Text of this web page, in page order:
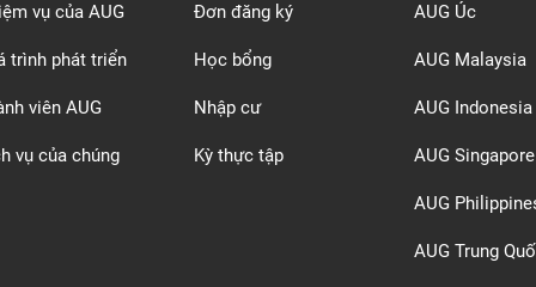
vụ của AUG
trình phát triển
viên AUG
vụ của chúng
Đơn đăng ký
Học bổng
Nhập cư
Kỳ thực tập
AUG Úc
AUG Malaysia
AUG Indonesia
AUG Singapore
AUG
AUG Trung